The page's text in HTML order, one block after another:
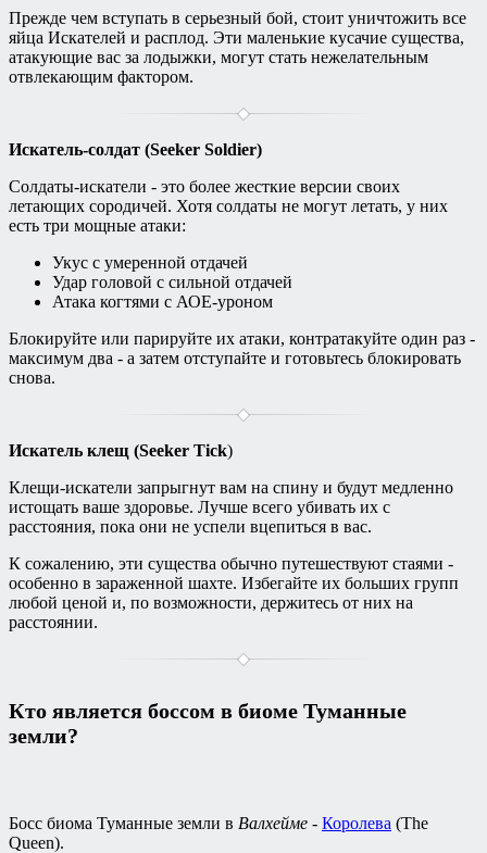
Прежде чем вступать в серьезный бой, стоит уничтожить все
яйца Искателей и расплод. Эти маленькие кусачие существа,
атакующие вас за лодыжки, могут стать нежелательным
отвлекающим фактором.
Искатель-солдат (Seeker Soldier)
Солдаты-искатели - это более жесткие версии своих
летающих сородичей. Хотя солдаты не могут летать, у них
есть три мощные атаки:
Укус с умеренной отдачей
Удар головой с сильной отдачей
Атака когтями с АОЕ-уроном
Блокируйте или парируйте их атаки, контратакуйте один раз -
максимум два - а затем отступайте и готовьтесь блокировать
снова.
Искатель клещ (Seeker Tick)
Клещи-искатели запрыгнут вам на спину и будут медленно
истощать ваше здоровье. Лучше всего убивать их с
расстояния, пока они не успели вцепиться в вас.
К сожалению, эти существа обычно путешествуют стаями -
особенно в зараженной шахте. Избегайте их больших групп
любой ценой и, по возможности, держитесь от них на
расстоянии.
Кто является боссом в биоме Туманные
земли?
Босс биома Туманные земли в Валхейме - Королева (The
Queen).